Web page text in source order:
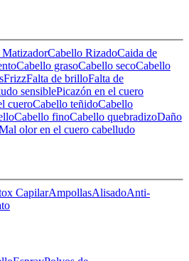
Cabello RizadoCaida de
Cabello grasoCabello secoCabello
FrizzFalta de brilloFalta de
sensiblePicazón en el cuero
cueroCabello teñidoCabello
Cabello finoCabello quebradizoDaño
olor en el cuero cabelludo
CapilarAmpollasAlisadoAnti-